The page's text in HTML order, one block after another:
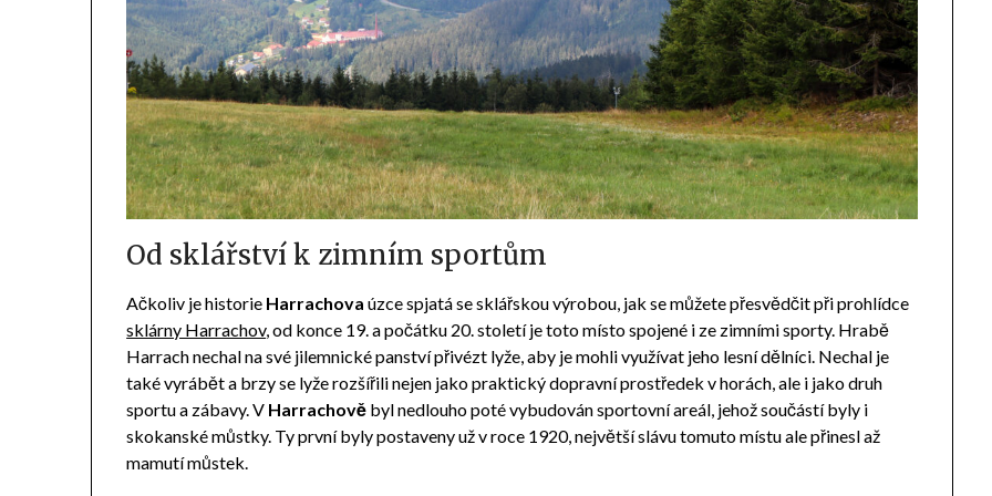
Od sklářství k zimním sportům
Ačkoliv je historie Harrachova úzce spjatá se sklářskou výrobou, jak se můžete přesvědčit při prohlídce
sklárny Harrachov, od konce 19. a počátku 20. století je toto místo spojené i ze zimními sporty. Hrabě
Harrach nechal na své jilemnické panství přivézt lyže, aby je mohli využívat jeho lesní dělníci. Nechal je
také vyrábět a brzy se lyže rozšířili nejen jako praktický dopravní prostředek v horách, ale i jako druh
sportu a zábavy. V Harrachově byl nedlouho poté vybudován sportovní areál, jehož součástí byly i
skokanské můstky. Ty první byly postaveny už v roce 1920, největší slávu tomuto místu ale přinesl až
mamutí můstek.